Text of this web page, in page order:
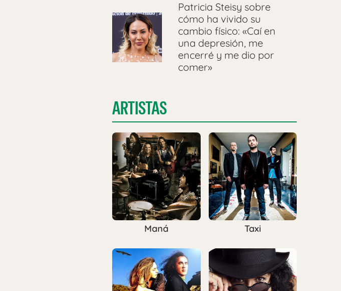
Patricia Steisy sobre
cómo ha vivido su
cambio físico: «Caí en
una depresión, me
encerré y me dio por
comer»
ARTISTAS
Maná Taxi